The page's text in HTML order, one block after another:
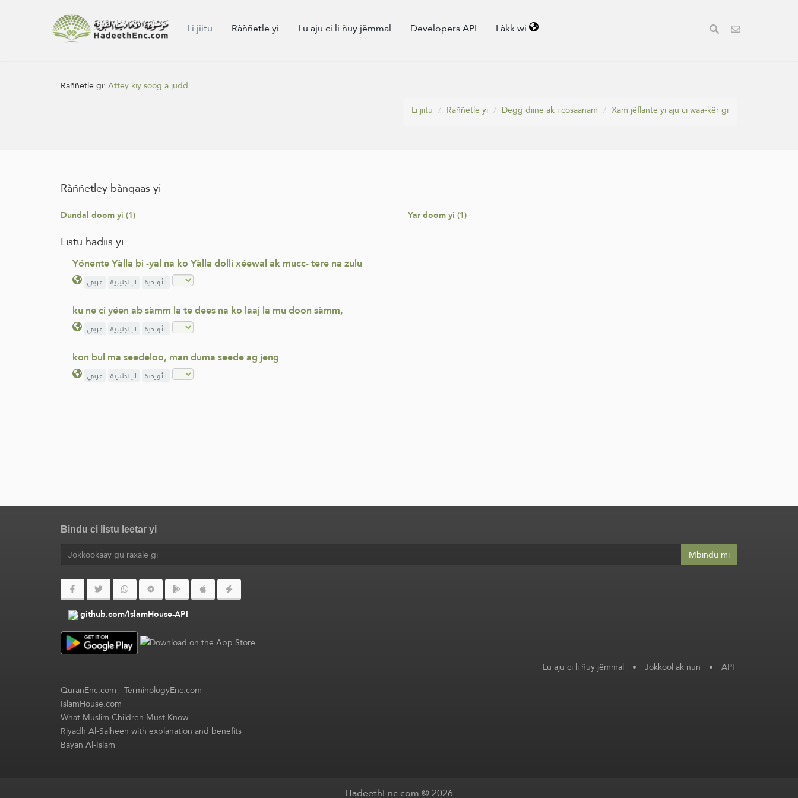
Li jiitu Ràññetle yi Lu aju ci li ñuy jëmmal Developers API Làkk wi
Ràññetle gi:Àttey kiy soog a judd
Li jiitu
Ràññetle yi Dégg diine ak i cosaanam Xam jëflante yi aju ci waa-kër gi
Ràññetley bànqaas yi
Dundal doom yi (1) Yar doom yi (1)
Listu hadiis yi
Yónente Yàlla bi -yal na ko Yàlla dolli xéewal ak mucc- tere na zulu
عربي الإنجليزية الأوردية
ku ne ci yéen ab sàmm la te dees na ko laaj la mu doon sàmm,
عربي الإنجليزية الأوردية
kon bul ma seedeloo, man duma seede ag jeng
عربي الإنجليزية الأوردية
Bindu ci listu leetar yi
Mbindu mi
github.com/IslamHouse-API
Lu aju ci li ñuy jëmmal • Jokkool ak nun • API
QuranEnc.com-TerminologyEnc.com
IslamHouse.com
What Muslim Children Must Know
Riyadh Al-Salheen with explanation and benefits
Bayan Al-Islam
HadeethEnc.com © 2026